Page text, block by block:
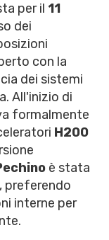
per il 11
dei
con la
dei sistemi
All'inizio di
formalmente
H200
è stata
preferendo
interne per